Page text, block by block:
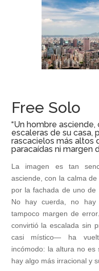
Free Solo
“Un hombre
escaleras de su casa,
rascacielos más altos
paracaídas ni margen
La imagen es tan
asciende, con la calma
por la fachada de uno de
No hay cuerda, no
tampoco margen de
convirtió la escalada sin
casi místico— ha
incómodo: la altura no es
hay algo más irracional y